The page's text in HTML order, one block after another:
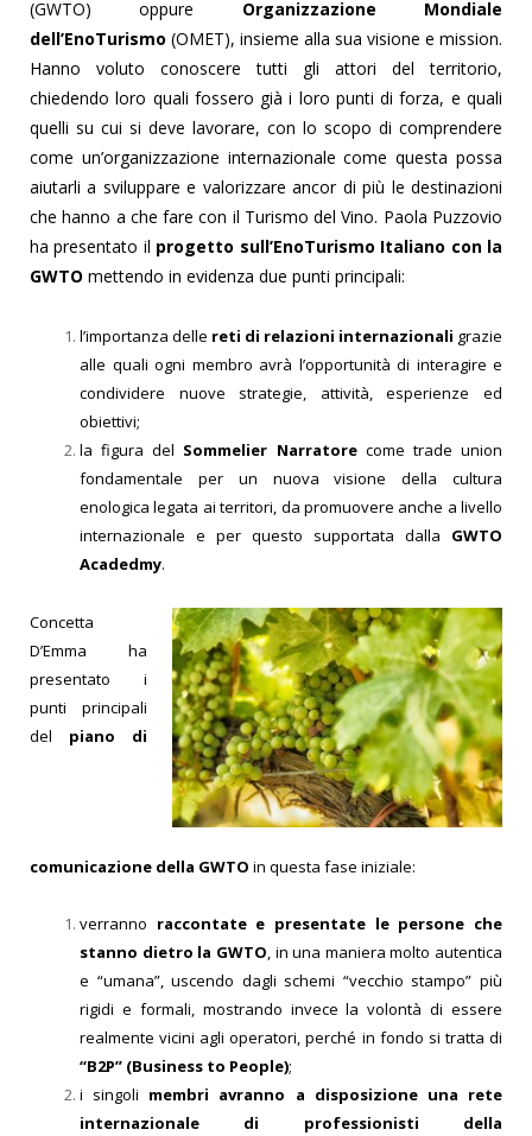
(GWTO) oppure Organizzazione Mondiale
dell’EnoTurismo (OMET), insieme alla sua visione e mission.
Hanno voluto conoscere tutti gli attori del territorio,
chiedendo loro quali fossero già i loro punti di forza, e quali
quelli su cui si deve lavorare, con lo scopo di comprendere
come un’organizzazione internazionale come questa possa
aiutarli a sviluppare e valorizzare ancor di più le destinazioni
che hanno a che fare con il Turismo del Vino. Paola Puzzovio
ha presentato il progetto sull’EnoTurismo Italiano con la
GWTO mettendo in evidenza due punti principali:
l’importanza delle reti di relazioni internazionali grazie
alle quali ogni membro avrà l’opportunità di interagire e
condividere nuove strategie, attività, esperienze ed
obiettivi;
la figura del Sommelier Narratorecome trade union
fondamentale per un nuova visione della cultura
enologica legata ai territori, da promuovere anche a livello
internazionale e per questo supportata dalla GWTO
Acadedmy.
Concetta
D’Emma ha
presentato i
punti principali
del piano di
comunicazione della GWTO in questa fase iniziale:
verranno raccontate e presentate le persone che
stanno dietro la GWTO, in una maniera molto autentica
e “umana”, uscendo dagli schemi “vecchio stampo” più
rigidi e formali, mostrando invece la volontà di essere
realmente vicini agli operatori, perché in fondo si tratta di
“B2P” (Business to People);
i singoli membri avranno a disposizione una rete
internazionale di professionisti della